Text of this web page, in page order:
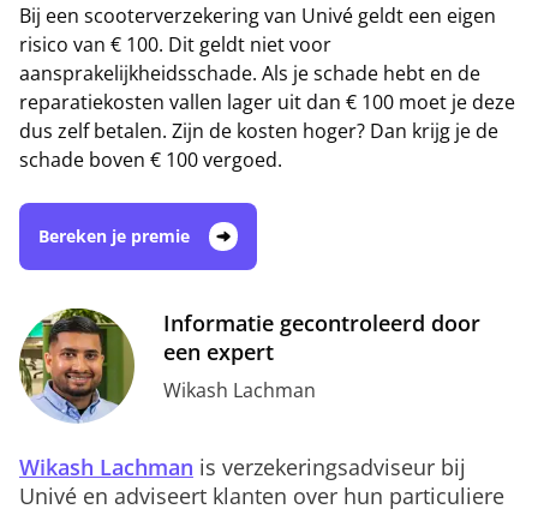
Bij een scooterverzekering van Univé geldt een eigen
risico van € 100. Dit geldt niet voor
aansprakelijkheidsschade. Als je schade hebt en de
reparatiekosten vallen lager uit dan € 100 moet je deze
dus zelf betalen. Zijn de kosten hoger? Dan krijg je de
schade boven € 100 vergoed.
Bereken je premie
Informatie gecontroleerd door
een expert
Wikash Lachman
Wikash Lachman is verzekeringsadviseur bij
Univé en adviseert klanten over hun particuliere